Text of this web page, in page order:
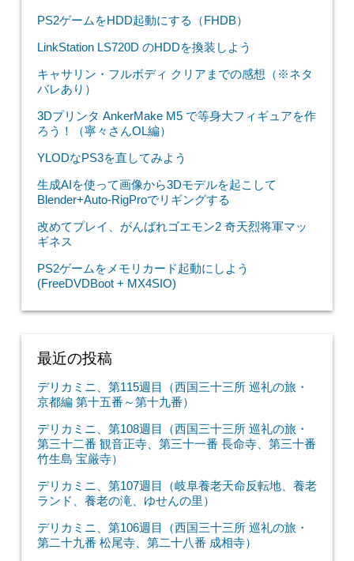
PS2ゲームをHDD起動にする（FHDB）
LinkStation LS720D のHDDを換装しよう
キャサリン・フルボディ クリアまでの感想（※ネタ
バレあり）
3Dプリンタ AnkerMake M5 で等身大フィギュアを作
ろう！（寧々さんOL編）
YLODなPS3を直してみよう
生成AIを使って画像から3Dモデルを起こして
Blender+Auto-RigProでリギングする
改めてプレイ、がんばれゴエモン2 奇天烈将軍マッ
ギネス
PS2ゲームをメモリカード起動にしよう
(FreeDVDBoot + MX4SIO)
最近の投稿
デリカミニ、第115週目（西国三十三所 巡礼の旅・
京都編 第十五番～第十九番）
デリカミニ、第108週目（西国三十三所 巡礼の旅・
第三十二番 観音正寺、第三十一番 長命寺、第三十番
竹生島 宝厳寺）
デリカミニ、第107週目（岐阜養老天命反転地、養老
ランド、養老の滝、ゆせんの里）
デリカミニ、第106週目（西国三十三所 巡礼の旅・
第二十九番 松尾寺、第二十八番 成相寺）